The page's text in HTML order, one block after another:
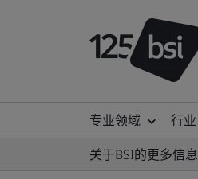
专业领域 行业
关于BSI的更多信息